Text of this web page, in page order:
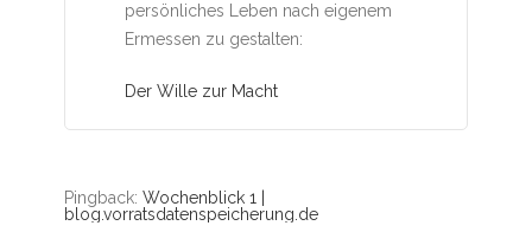
persönliches Leben nach eigenem
Ermessen zu gestalten:
Der Wille zur Macht
Pingback: Wochenblick 1 |
blog.vorratsdatenspeicherung.de